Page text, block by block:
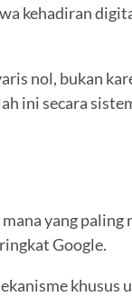
kehadiran
nol, bukan
ini secara
yang paling
Google.
khusus